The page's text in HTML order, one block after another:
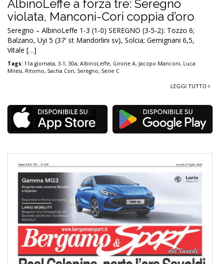
AlbinoLeffe a forza tre: Seregno
violata, Manconi-Cori coppia d’oro
Seregno – AlbinoLeffe 1-3 (1-0) SEREGNO (3-5-2): Tozzo 6;
Balzano, Uyi 5 (37′ st Mandorlini sv), Solcia; Gemignani 6,5,
Vitale […]
Tags: 11a giornata, 3-1, 30a, AlbinoLeffe, Girone A, Jacopo Manconi, Luca
Milesi, Ritorno, Sacha Cori, Seregno, Serie C
LEGGI TUTTO